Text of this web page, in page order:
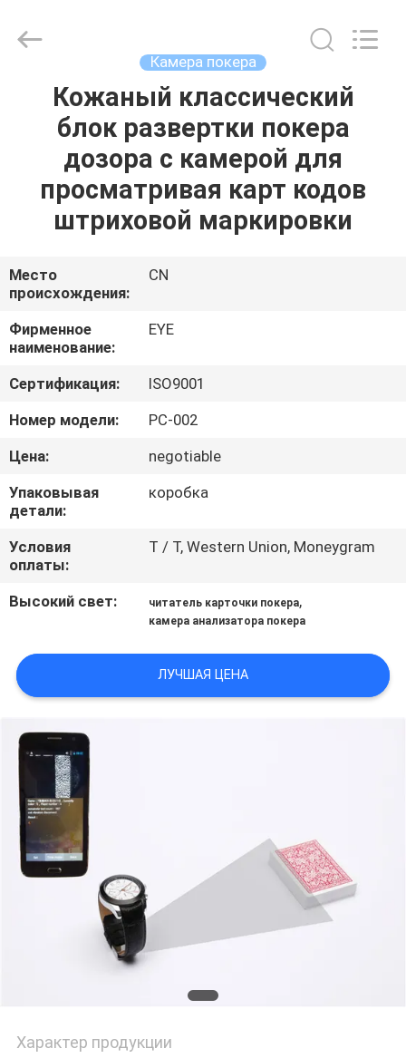
ГЛАВНАЯ
СТРАНИЦА
ПРОДУКЦИЯ
КОМПАНИИ
НАША
ФАБРИКА
КОНТРОЛЬ
КАЧЕСТВА
КОНТАКТНЫЕ
ДАННЫЕ
ОТПРАВИТЬ
КАРТА
PRIVACY
POLICY
Cheat
Center.
Камера покера
Кожаный классический
блок развертки покера
дозора с камерой для
просматривая карт кодов
штриховой маркировки
Место
происхождения:
CN
Фирменное
наименование:
EYE
Сертификация:
ISO9001
Номер модели:
PC-002
Цена:
negotiable
Упаковывая
детали:
коробка
Условия
оплаты:
T / T, Western Union, Moneygram
Высокий свет: читатель карточки покера,
камера анализатора покера
ЛУЧШАЯ ЦЕНА
Характер продукции